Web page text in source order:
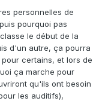
personnelles de
pourquoi pas
le début de la
d'un autre, ça pourra
certains, et lors de
ça marche pour
qu'ils ont besoin
les auditifs),